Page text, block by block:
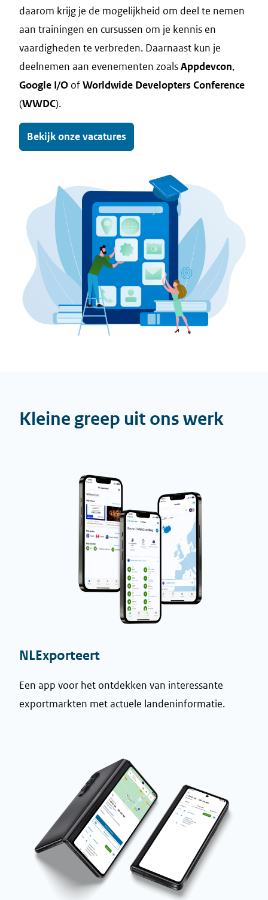
daarom krijg je de mogelijkheid om deel te nemen
aan trainingen en cursussen om je kennis en
vaardigheden te verbreden. Daarnaast kun je
deelnemen aan evenementen zoalsAppdevcon,
Google I/O ofWorldwide Developters Conference
(WWDC).
Bekijk onze vacatures
Kleine greep uit ons werk
NLExporteert
Een app voor het ontdekken van interessante
exportmarkten met actuele landeninformatie.